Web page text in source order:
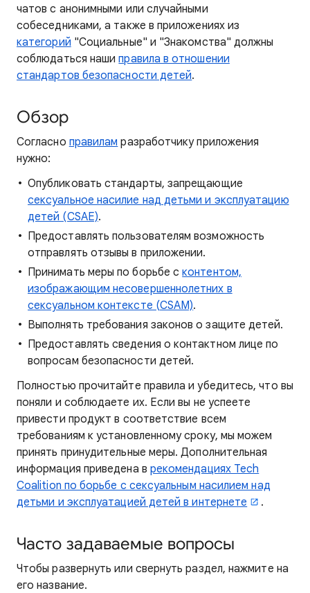
чатов с анонимными или случайными
собеседниками, а также в приложениях из
категорий "Социальные" и "Знакомства" должны
соблюдаться нашиправила в отношении
стандартов безопасности детей.
Обзор
Согласно правилам разработчику приложения
нужно:
Опубликовать стандарты, запрещающие
сексуальное насилие над детьми и эксплуатацию
детей (CSAE).
Предоставлять пользователям возможность
отправлять отзывы в приложении.
Принимать меры по борьбе сконтентом,
изображающим несовершеннолетних в
сексуальном контексте (CSAM).
Выполнять требования законов о защите детей.
Предоставлять сведения о контактном лице по
вопросам безопасности детей.
Полностью прочитайте правила и убедитесь, что вы
поняли и соблюдаете их. Если вы не успеете
привести продукт в соответствие всем
требованиям к установленному сроку, мы можем
принять принудительные меры. Дополнительная
информация приведена в рекомендациях Tech
Coalition по борьбе с сексуальным насилием над
детьми и эксплуатацией детей в интернете
.
Часто задаваемые вопросы
Чтобы развернуть или свернуть раздел, нажмите на
его название.